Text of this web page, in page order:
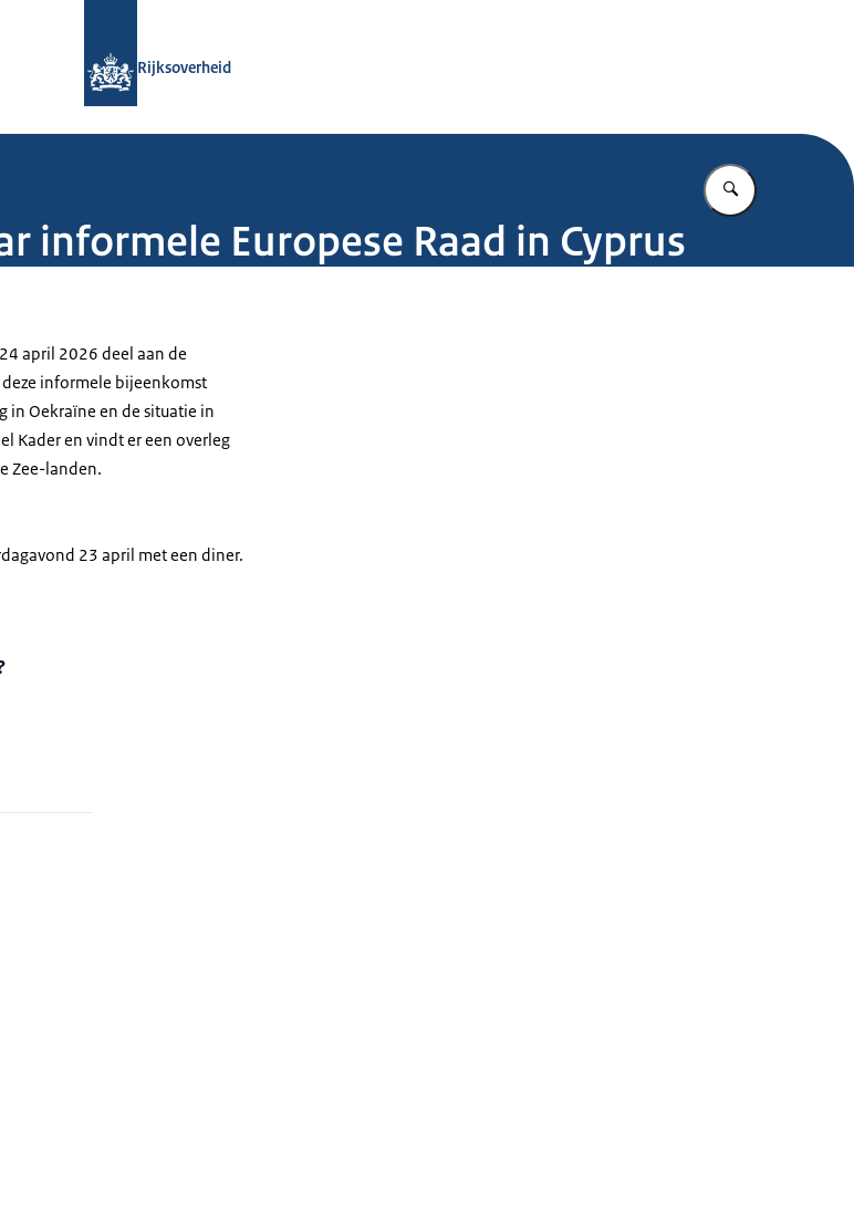
Rijksoverheid
Vul in wat u
informele Europese Raad in Cyprus
april 2026 deel aan de
deze informele bijeenkomst
in Oekraïne en de situatie in
Kader en vindt er een overleg
Zee-landen.
23 april met een diner.